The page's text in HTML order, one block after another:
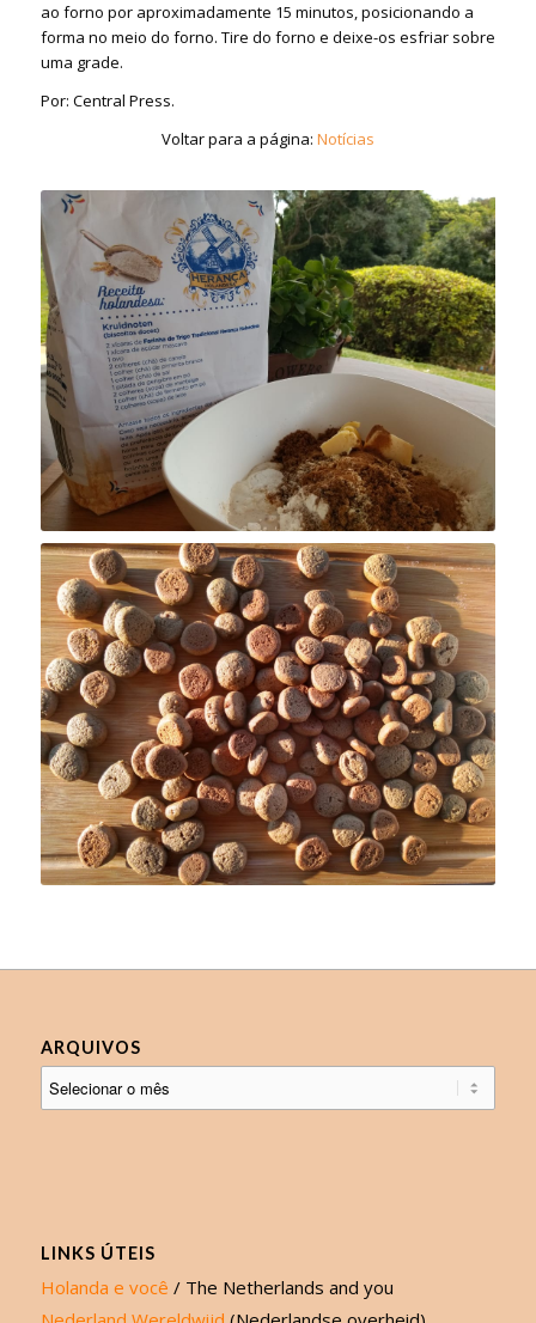
ao forno por aproximadamente 15 minutos, posicionando a
forma no meio do forno. Tire do forno e deixe-os esfriar sobre
uma grade.
Por: Central Press.
Voltar para a página: Notícias
ARQUIVOS
LINKS ÚTEIS
Holanda e você / The Netherlands and you